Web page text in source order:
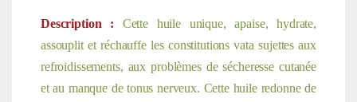
Description : Cette huile unique, apaise, hydrate,
assouplit et réchauffe les constitutions vata sujettes aux
refroidissements, aux problèmes de sécheresse cutanée
et au manque de tonus nerveux. Cette huile redonne de